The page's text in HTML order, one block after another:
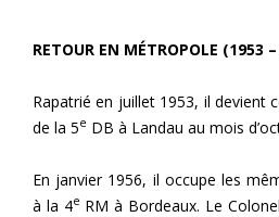
RETOUR EN MÉTROPOLE (1953
Rapatrié en juillet 1953, il devient
de la 5e DB à Landau au mois
En janvier 1956, il occupe les
à la 4e RM à Bordeaux. Le